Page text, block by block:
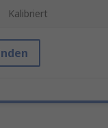
Kalibriert